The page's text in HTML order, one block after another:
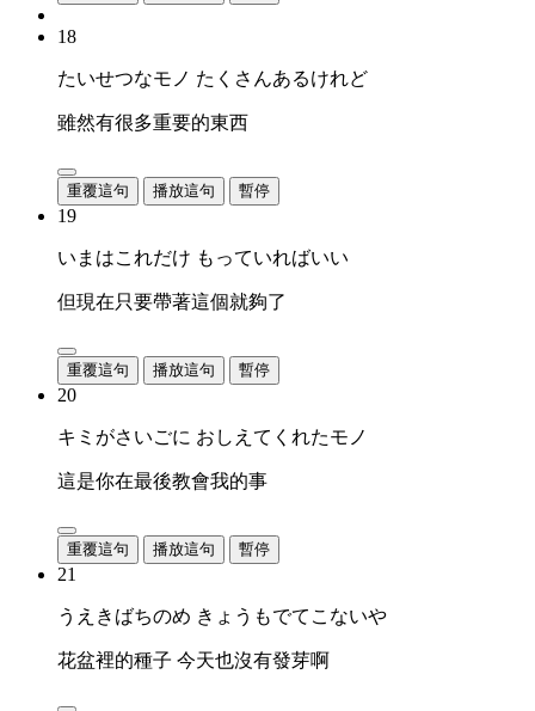
18
たいせつなモノ たくさんあるけれど
雖然有很多重要的東西
重覆這句 播放這句 暫停
19
いまはこれだけ もっていればいい
但現在只要帶著這個就夠了
重覆這句 播放這句 暫停
20
キミがさいごに おしえてくれたモノ
這是你在最後教會我的事
重覆這句 播放這句 暫停
21
うえきばちのめ きょうもでてこないや
花盆裡的種子 今天也沒有發芽啊